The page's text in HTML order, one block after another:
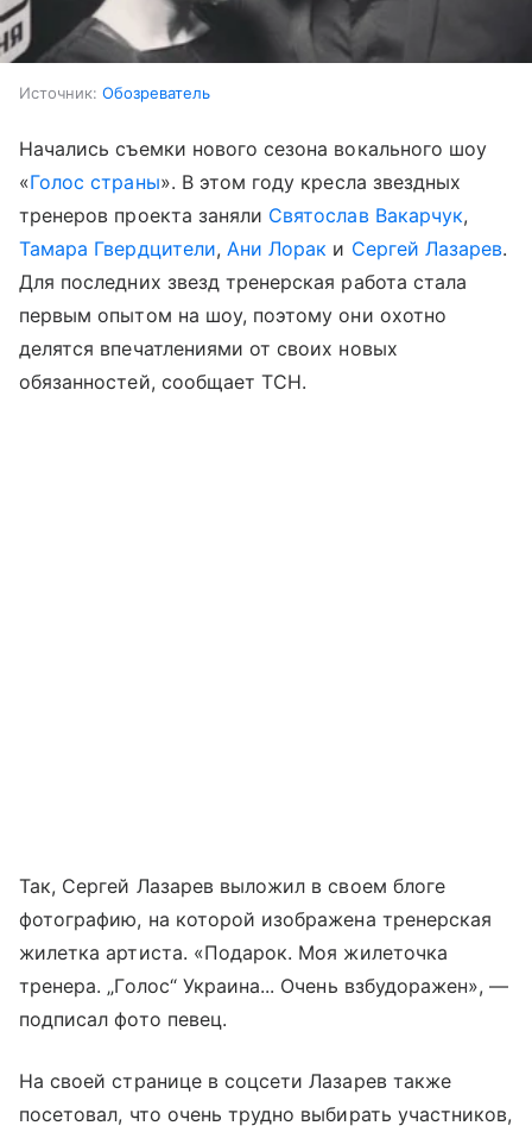
Источник: Обозреватель
Начались съемки нового сезона вокального шоу
«Голос страны». В этом году кресла звездных
тренеров проекта заняли Святослав Вакарчук,
Тамара Гвердцители, Ани Лорак и Сергей Лазарев.
Для последних звезд тренерская работа стала
первым опытом на шоу, поэтому они охотно
делятся впечатлениями от своих новых
обязанностей, сообщает ТСН.
Так, Сергей Лазарев выложил в своем блоге
фотографию, на которой изображена тренерская
жилетка артиста. «Подарок. Моя жилеточка
тренера. „Голос“ Украина... Очень взбудоражен», —
подписал фото певец.
На своей странице в соцсети Лазарев также
посетовал, что очень трудно выбирать участников,